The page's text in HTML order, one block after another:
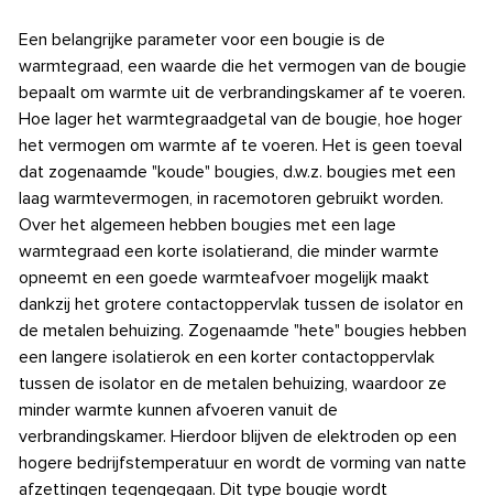
Een belangrijke parameter voor een bougie is de
warmtegraad, een waarde die het vermogen van de bougie
bepaalt om warmte uit de verbrandingskamer af te voeren.
Hoe lager het warmtegraadgetal van de bougie, hoe hoger
het vermogen om warmte af te voeren. Het is geen toeval
dat zogenaamde "koude" bougies, d.w.z. bougies met een
laag warmtevermogen, in racemotoren gebruikt worden.
Over het algemeen hebben bougies met een lage
warmtegraad een korte isolatierand, die minder warmte
opneemt en een goede warmteafvoer mogelijk maakt
dankzij het grotere contactoppervlak tussen de isolator en
de metalen behuizing. Zogenaamde "hete" bougies hebben
een langere isolatierok en een korter contactoppervlak
tussen de isolator en de metalen behuizing, waardoor ze
minder warmte kunnen afvoeren vanuit de
verbrandingskamer. Hierdoor blijven de elektroden op een
hogere bedrijfstemperatuur en wordt de vorming van natte
afzettingen tegengegaan. Dit type bougie wordt